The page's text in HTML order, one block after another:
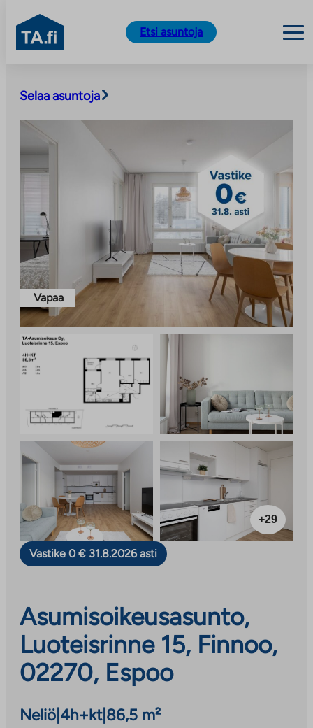
sisältöön
TA.fi
Etsi asuntoja
Selaa asuntoja
Vapaa
+29
Vastike 0 € 31.8.2026 asti
Asumisoikeusasunto,
Luoteisrinne 15, Finnoo,
02270, Espoo
Neliö 4h+kt| 86,5 m²